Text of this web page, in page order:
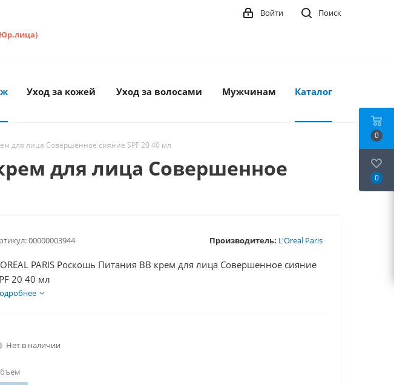
Поиск
Войти
Уход за кожей Уход за волосами Мужчинам Каталог
для лица Совершенное сияние SPF 20 40 мл
для лица Совершенное
00000003944 Производитель: L'Oreal Paris
PARIS Роскошь Питания BB крем для лица Совершенное сияние
20 40 мл
Нет в наличии
0
0